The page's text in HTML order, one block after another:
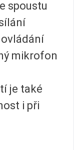
spoustu
mikrofon
je také
i při